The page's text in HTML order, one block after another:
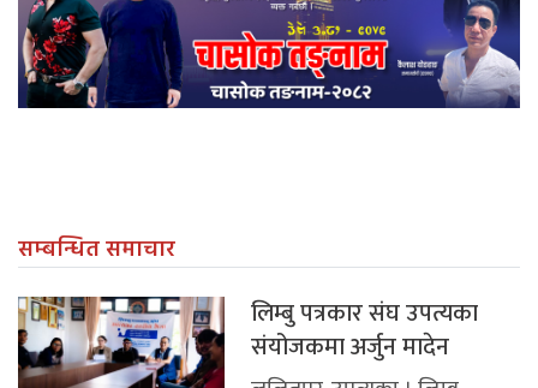
सम्बन्धित समाचार
लिम्बु पत्रकार संघ उपत्यका
संयोजकमा अर्जुन मादेन